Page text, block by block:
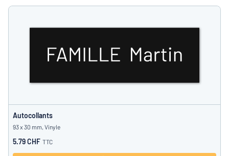
Autocollants
93 x 30 mm, Vinyle
5.79 CHF TTC